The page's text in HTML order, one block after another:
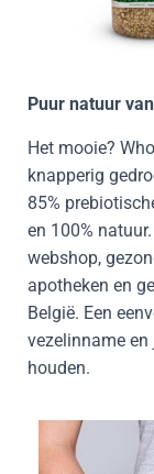
Puur natuur
Het mooie?
knapperig
85%
en 100%
webshop,
apotheken en
België. Een
vezelinname
houden.